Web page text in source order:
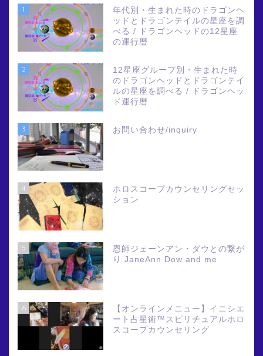
1
年代別・生まれた時のドラゴンヘ
ッドとドラゴンテイルの星座を調
べる / ドラゴンヘッドの12星座
の運行暦
2
12星座グループ別・生まれた時
のドラゴンヘッドとドラゴンテイ
ルの星座を調べる / ドラゴンヘッ
ド運行暦
3 お問い合わせ/inquiry
4
ホロスコープカウンセリングセッ
ション
5
恩師ジェーンアン・ダウとの繋が
り JaneAnn Dow and me
6
【オンラインメニュー】イニシエ
ート占星術™スピリチュアルホロ
スコープカウンセリング